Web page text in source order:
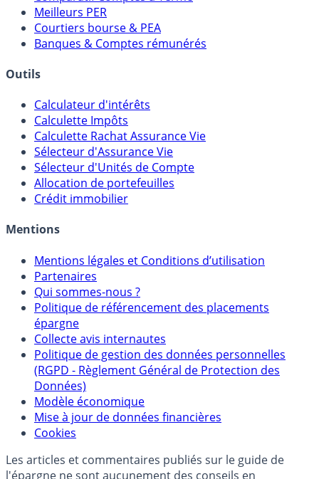
Comparatif Super Livrets
Comparatif Comptes à Terme
Meilleurs PER
Courtiers bourse & PEA
Banques & Comptes rémunérés
Outils
Calculateur d'intérêts
Calculette Impôts
Calculette Rachat Assurance Vie
Sélecteur d'Assurance Vie
Sélecteur d'Unités de Compte
Crédit immobilier
Mentions
Mentions légales et Conditions d’utilisation
Partenaires
Qui sommes-nous ?
Politique de référencement des placements
épargne
Collecte avis internautes
Politique de gestion des données personnelles
(RGPD - Règlement Général de Protection des
Données)
Modèle économique
Cookies